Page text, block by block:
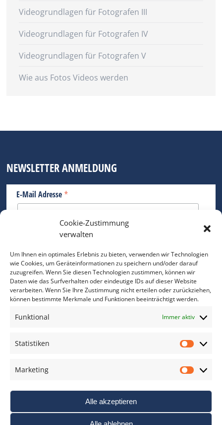
Cookie-Zustimmung
verwalten
Um Ihnen ein optimales Erlebnis zu bieten, verwenden wir Technologien
wie Cookies, um Geräteinformationen zu speichern und/oder darauf
zuzugreifen. Wenn Sie diesen Technologien zustimmen, können wir
Daten wie das Surfverhalten oder eindeutige IDs auf dieser Website
verarbeiten. Wenn Sie Ihre Zustimmung nicht erteilen oder zurückziehen,
können bestimmte Merkmale und Funktionen beeinträchtigt werden.
Funktional Immer aktiv
Statistiken
Marketing
Alle akzeptieren
Videogrundlagen für Fotografen III
Videogrundlagen für Fotografen IV
Videogrundlagen für Fotografen V
Wie aus Fotos Videos werden
NEWSLETTER ANMELDUNG
E-Mail Adresse *
Bitte geben Sie Ihre E-Mail Adresse ein.
*